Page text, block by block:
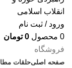
ورود / ثبت نام
0 محصول 0 تومان
فروشگاه
صفحه اصلیحلقات